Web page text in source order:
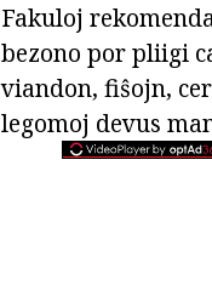
Fakuloj
bezono por pliigi
viandon, fiŝojn,
legomoj devus